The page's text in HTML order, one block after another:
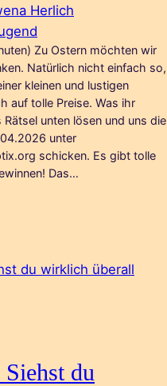
Herlich
Zu Ostern möchten wir
Natürlich nicht einfach so,
kleinen und lustigen
auf tolle Preise. Was ihr
unten lösen und uns die
unter
schicken. Es gibt tolle
Das…
du